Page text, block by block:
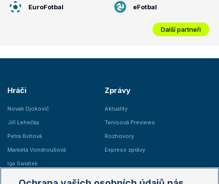
EuroFotbal eFotbal
Další partneři
Hráči
Novak Djokovič
Jiří Lehečka
Petra Kvitová
Markéta Vondroušová
Iga Swiatek
Zprávy
Aktuality
Tenisová Previews
Rozhovory
Express zprávy